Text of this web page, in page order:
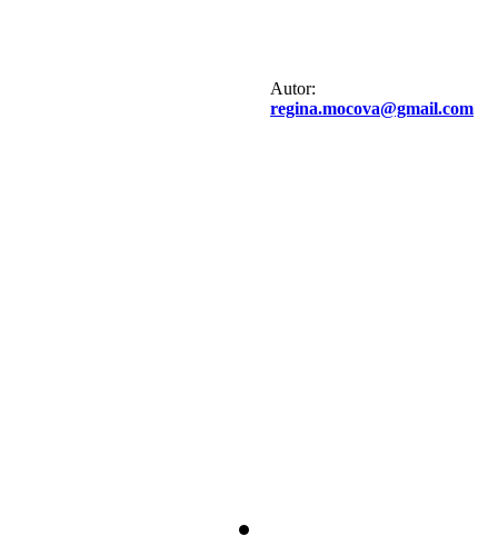
Autor:
regina.mocova@gmail.com